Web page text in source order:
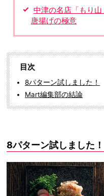
中津の名店「もり
唐揚げの極意
目次
8パターン試しました！
Mart編集部の結論
8パターン試しました！